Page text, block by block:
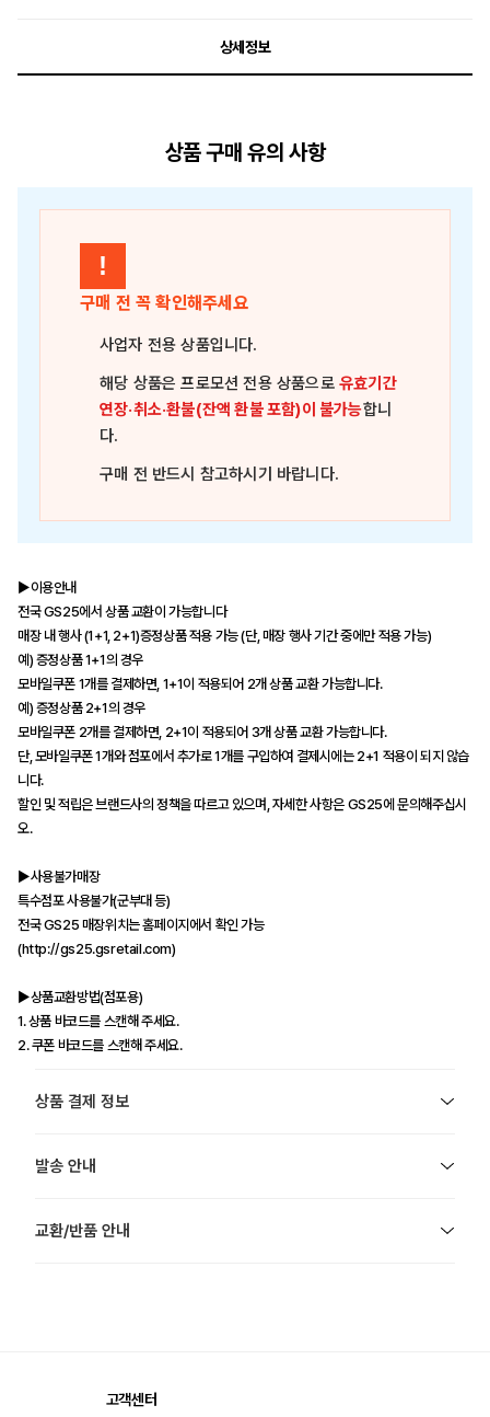
상세정보
상품 구매 유의 사항
!
구매 전 꼭 확인해주세요
사업자 전용 상품입니다.
해당 상품은프로모션 전용 상품으로유효기간
연장·취소·환불(잔액 환불 포함)이 불가능합니
다.
구매 전 반드시 참고하시기 바랍니다.
▶이용안내
전국 GS25에서 상품 교환이 가능합니다
매장 내 행사 (1+1, 2+1)증정상품 적용 가능 (단, 매장 행사 기간 중에만 적용 가능)
예) 증정상품 1+1의 경우
모바일쿠폰 1개를 결제하면, 1+1이 적용되어 2개 상품 교환 가능합니다.
예) 증정상품 2+1의 경우
모바일쿠폰 2개를 결제하면, 2+1이 적용되어 3개 상품 교환 가능합니다.
단, 모바일쿠폰 1개와 점포에서 추가로 1개를 구입하여 결제시에는 2+1 적용이 되지 않습
니다.
할인 및 적립은 브랜드사의 정책을 따르고 있으며, 자세한 사항은 GS25에 문의해주십시
오.
▶사용불가매장
특수점포 사용불가(군부대 등)
전국 GS25 매장위치는 홈페이지에서 확인 가능
(http://gs25.gsretail.com)
▶상품교환방법(점포용)
1. 상품 바코드를 스캔해 주세요.
2. 쿠폰 바코드를 스캔해 주세요.
상품 결제 정보
발송 안내
교환/반품 안내
고객센터